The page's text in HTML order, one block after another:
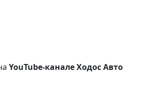
YouTube-канале Ходос Авто